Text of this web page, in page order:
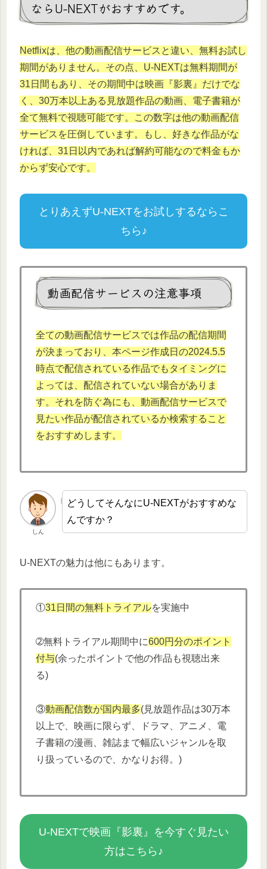
ならU-NEXTがおすすめです。
Netflixは、他の動画配信サービスと違い、無料お試し
期間がありません。その点、U-NEXTは無料期間が
31日間もあり、その期間中は映画『影裏』だけでな
く、30万本以上ある見放題作品の動画、電子書籍が
全て無料で視聴可能です。この数字は他の動画配信
サービスを圧倒しています。もし、好きな作品がな
ければ、31日以内であれば解約可能なので料金もか
からず安心です。
とりあえずU-NEXTをお試しするならこ
ちら♪
動画配信サービスの注意事項
全ての動画配信サービスでは作品の配信期間
が決まっており、本ページ作成日の2024.5.5
時点で配信されている作品でもタイミングに
よっては、配信されていない場合がありま
す。それを防ぐ為にも、動画配信サービスで
見たい作品が配信されているか検索すること
をおすすめします。
しん
どうしてそんなにU-NEXTがおすすめな
んですか？
U-NEXTの魅力は他にもあります。
①31日間の無料トライアルを実施中
➁無料トライアル期間中に600円分のポイント
付与(余ったポイントで他の作品も視聴出来
る)
③動画配信数が国内最多(見放題作品は30万本
以上で、映画に限らず、ドラマ、アニメ、電
子書籍の漫画、雑誌まで幅広いジャンルを取
り扱っているので、かなりお得。)
U-NEXTで映画『影裏』を今すぐ見たい
方はこちら♪